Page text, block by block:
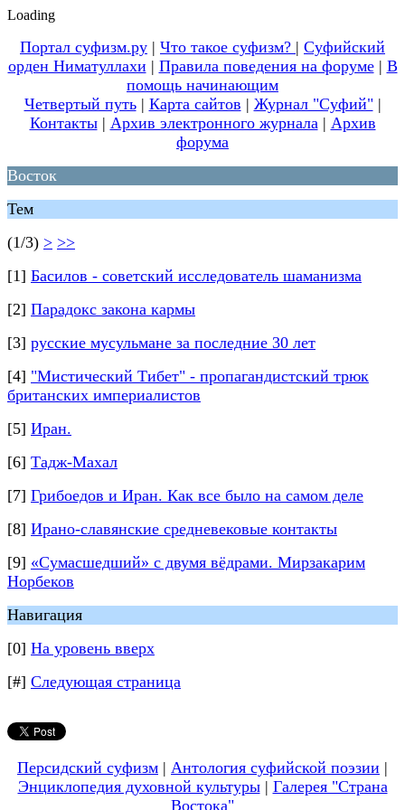
Loading
Портал суфизм.ру | Что такое суфизм? | Суфийский
орден Ниматуллахи | Правила поведения на форуме| В
помощь начинающим
Четвертый путь| Карта сайтов | Журнал "Суфий"|
Контакты| Архив электронного журнала| Архив
форума
Восток
Тем
(1/3) > >>
[1] Басилов - советский исследователь шаманизма
[2] Парадокс закона кармы
[3] русские мусульмане за последние 30 лет
[4] "Мистический Тибет" - пропагандистский трюк
британских империалистов
[5] Иран.
[6] Тадж-Махал
[7] Грибоедов и Иран. Как все было на самом деле
[8] Ирано-славянские средневековые контакты
[9] «Сумасшедший» с двумя вёдрами. Мирзакарим
Норбеков
Навигация
[0] На уровень вверх
[#] Следующая страница
Персидский суфизм | Антология суфийской поэзии |
Энциклопедия духовной культуры| Галерея "Страна
Востока"